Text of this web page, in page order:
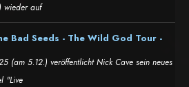
wieder auf
Bad Seeds - The Wild God Tour -
(am 5.12.) veröffentlicht Nick Cave sein neues
"Live